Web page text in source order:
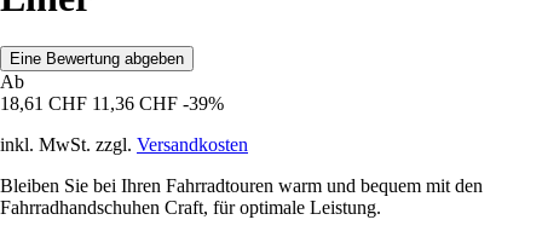
Eine Bewertung abgeben
Ab
18,61 CHF 11,36 CHF -39%
inkl. MwSt. zzgl. Versandkosten
Bleiben Sie bei Ihren Fahrradtouren warm und bequem mit den
Fahrradhandschuhen Craft, für optimale Leistung.